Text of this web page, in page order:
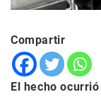
Compartir
El hecho